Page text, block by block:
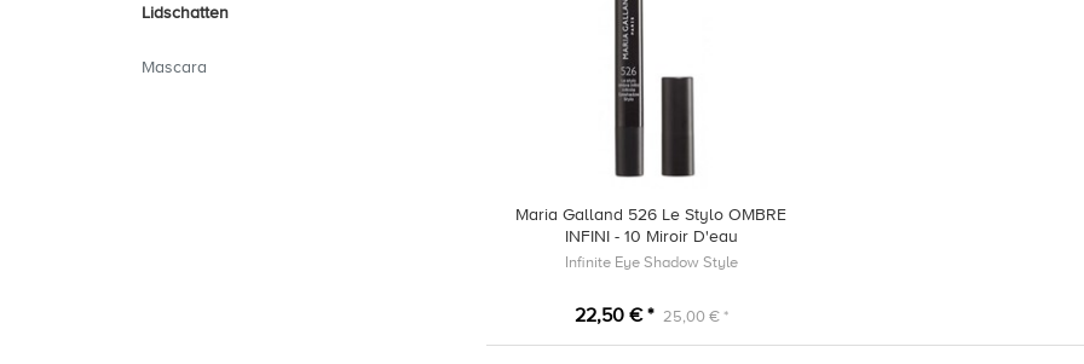
Lidschatten
Mascara
Maria Galland 526 Le Stylo OMBRE
INFINI - 10 Miroir D'eau
Infinite Eye Shadow Style
22,50 € * 25,00 € *